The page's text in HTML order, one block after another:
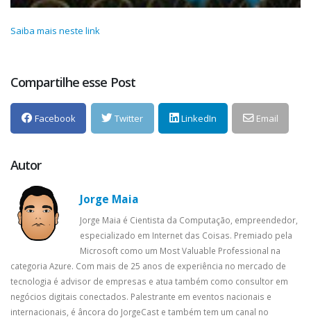
Saiba mais neste link
Compartilhe esse Post
Facebook Twitter LinkedIn Email
Autor
Jorge Maia
Jorge Maia é Cientista da Computação, empreendedor,
especializado em Internet das Coisas. Premiado pela
Microsoft como um Most Valuable Professional na
categoria Azure. Com mais de 25 anos de experiência no mercado de
tecnologia é advisor de empresas e atua também como consultor em
negócios digitais conectados. Palestrante em eventos nacionais e
internacionais, é âncora do JorgeCast e também tem um canal no